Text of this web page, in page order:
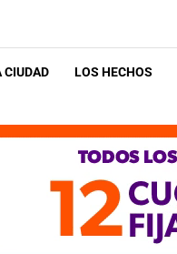
CIUDAD LOS HECHOS